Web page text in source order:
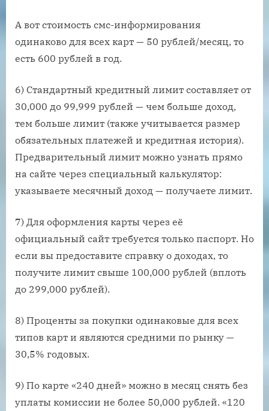
А вот стоимость смс-информирования
одинаково для всех карт — 50 рублей/месяц, то
есть 600 рублей в год.
6) Стандартный кредитный лимит составляет от
30,000 до 99,999 рублей — чем больше доход,
тем больше лимит (также учитывается размер
обязательных платежей и кредитная история).
Предварительный лимит можно узнать прямо
на сайте через специальный калькулятор:
указываете месячный доход — получаете лимит.
7) Для оформления карты через её
официальный сайт требуется только паспорт. Но
если вы предоставите справку о доходах, то
получите лимит свыше 100,000 рублей (вплоть
до 299,000 рублей).
8) Проценты за покупки одинаковые для всех
типов карт и являются средними по рынку —
30,5% годовых.
9) По карте «240 дней» можно в месяц снять без
уплаты комиссии не более 50,000 рублей. «120